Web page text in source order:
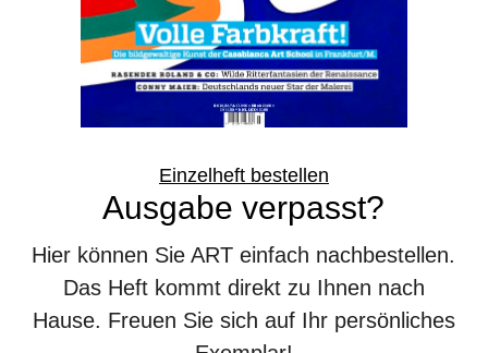
Einzelheft bestellen
Ausgabe verpasst?
Hier können Sie ART einfach nachbestellen.
Das Heft kommt direkt zu Ihnen nach
Hause. Freuen Sie sich auf Ihr persönliches